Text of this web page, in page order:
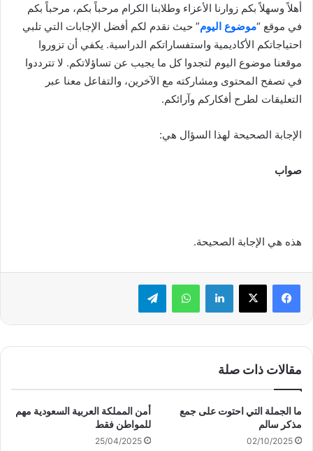
أهلاً وسهلاً بكم زوارنا الأعزاء وطلابنا الكرام مرحباً بكم، مرحباً بكم
في موقع “موضوع اليوم” حيث نقدم لكم أفضل الإجابات التي تلبي
احتياجاتكم الأكاديمية واستفساراتكم الدراسية. يكفي أن تزوروا
موقعنا موضوع اليوم لتجدوا كل ما يجيب عن تساؤلاتكم. لا تترددوا
في تصفح المحتوى ومشاركته مع الآخرين، والتفاعل معنا عبر
التعليقات لطرح أفكاركم وآرائكم.
الإجابة الصحيحة لهذا السؤال هي:
صواب
هذه هي الإجابة الصحيحة.
لينكدإن واتساب تيلقرام
مقالات ذات صلة
ما الجملة التي احتوت على جمع
مذكر سالم
02/10/2025
أمن المملكة العربية السعودية مهم
للمواطن فقط
25/04/2025